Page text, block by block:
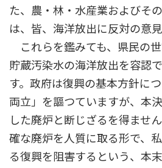
た、農・林・水産業およびそ
は、皆、海洋放出に反対の意
これらを鑑みても、県民の
貯蔵汚染水の海洋放出を容認
す。政府は復興の基本方針に
両立」を謳つていますが、本
した廃炉と断じざるを得ませ
確な廃炉を人質に取る形で、
る復興を阻害するという、本